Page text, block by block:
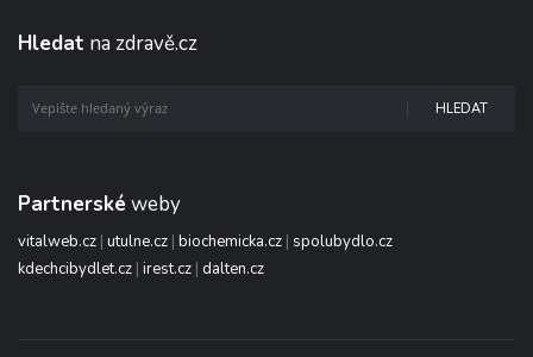
Hledat na zdravě.cz
HLEDAT
Partnerské weby
vitalweb.cz | utulne.cz | biochemicka.cz | spolubydlo.cz
kdechcibydlet.cz | irest.cz | dalten.cz